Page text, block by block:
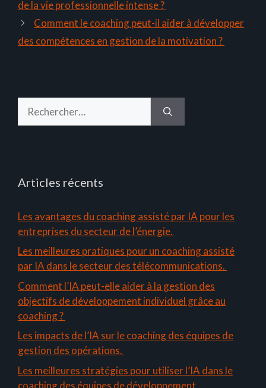
de la vie professionnelle intense ?
Comment le coaching peut-il aider à développer
des compétences en gestion de la motivation ?
Articles récents
Les avantages du coaching assisté par IA pour les
entreprises du secteur de l’énergie.
Les meilleures pratiques pour un coaching assisté
par IA dans le secteur des télécommunications.
Comment l’IA peut-elle aider à la gestion des
objectifs de développement individuel grâce au
coaching ?
Les impacts de l’IA sur le coaching des équipes de
gestion des opérations.
Les meilleures stratégies pour utiliser l’IA dans le
coaching des équipes de développement